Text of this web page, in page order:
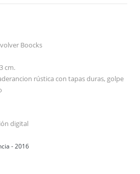
Boocks
cm.
rústica con tapas duras, golpe
digital
- 2016